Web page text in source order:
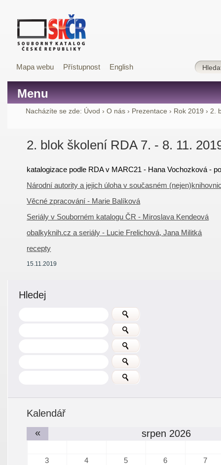
Mapa webu Přístupnost English
Menu
Nacházíte se zde: Úvod › O nás › Prezentace › Rok 2019 › 2.
2. blok školení RDA 7. - 8. 11.
katalogizace podle RDA v MARC21 - Hana Vochozková -
Národní autority a jejich úloha v současném
Věcné zpracování - Marie Balíková
Seriály v Souborném katalogu ČR - Miroslava Kendeová
obalkyknih.cz a seriály - Lucie Frelichová, Jana Militká
recepty
15.11.2019
Hledej
Kalendář
«
srpen 2026
3 4 5 6
7